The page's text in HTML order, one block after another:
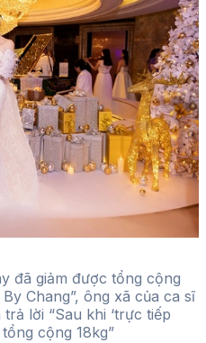
đã giảm được tổng cộng
Chang”, ông xã của ca sĩ
lời “Sau khi ‘trực tiếp
cộng 18kg”